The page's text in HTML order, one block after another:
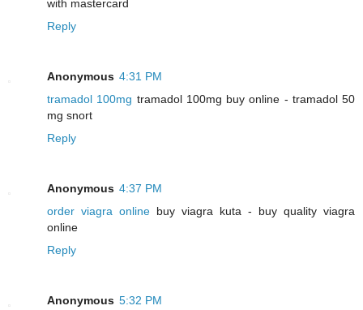
with mastercard
Reply
Anonymous 4:31 PM
tramadol 100mg tramadol 100mg buy online - tramadol 50
mg snort
Reply
Anonymous 4:37 PM
order viagra online buy viagra kuta - buy quality viagra
online
Reply
Anonymous 5:32 PM